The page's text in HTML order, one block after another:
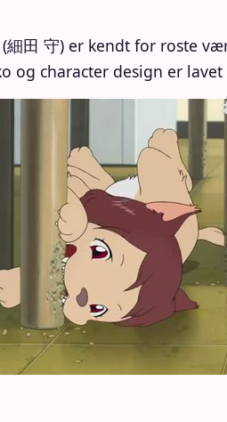
細田 守) er kendt for roste
og character design er